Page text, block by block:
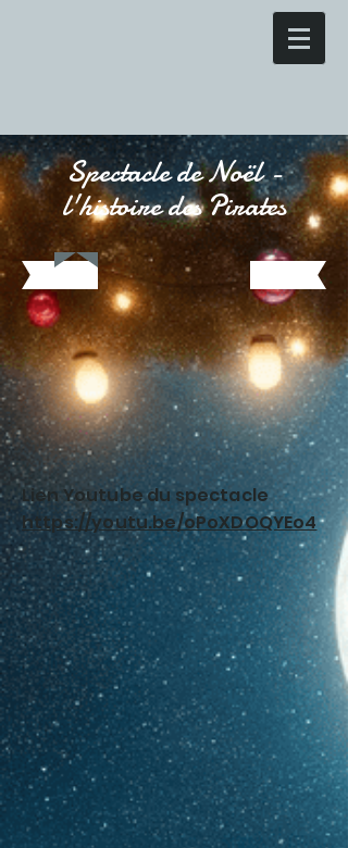
Spectacle de Noël -
l'histoire des Pirates
Lien Youtube du spectacle
https://youtu.be/oPoXDOQYEo4